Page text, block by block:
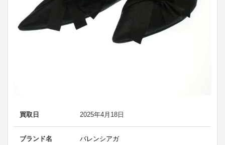
買取日 2025年4月18日
ブランド名 バレンシアガ